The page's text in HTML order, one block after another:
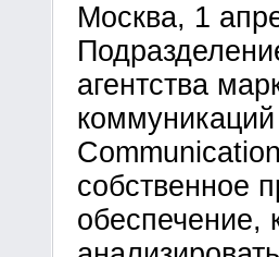
Москва, 1
агентства
собственное
обеспечение,